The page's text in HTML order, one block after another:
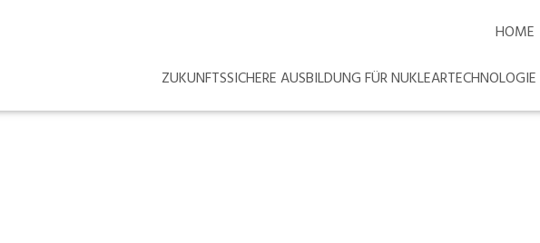
HOME
ZUKUNFTSSICHERE AUSBILDUNG FÜR